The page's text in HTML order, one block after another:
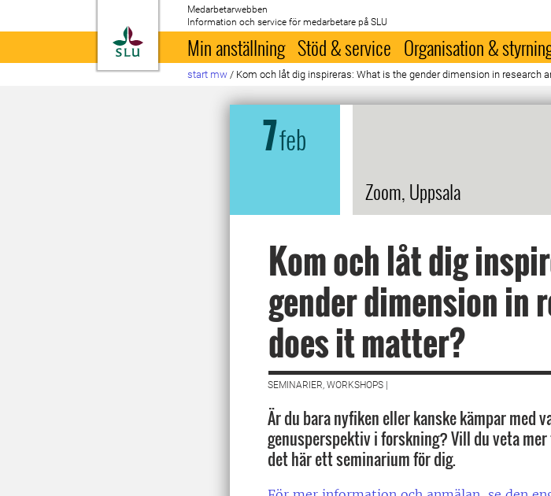
Till startsida
Medarbetarwebben
Information och service för medarbetare på SLU
Min anställning Stöd & service Organisation &
start mw / Kom och låt dig inspireras: What is the gender dimension in research
7feb
Zoom, Uppsala
Kom och låt dig
gender dimension in
does it matter?
SEMINARIER, WORKSHOPS |
Är du bara nyfiken eller kanske kämpar med
genusperspektiv i forskning? Vill du veta
det här ett seminarium för dig.